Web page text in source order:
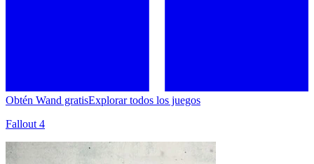
Obtén Wand gratisExplorar todos los juegos
Fallout 4